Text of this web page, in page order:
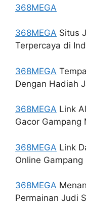
368MEGA
368MEGA Situs
Terpercaya di
368MEGA
Dengan Hadiah
368MEGA Link
Gacor Gampang
368MEGA Link
Online Gampang
368MEGA
Permainan Judi